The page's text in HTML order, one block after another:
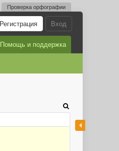
Проверка орфографии
Вход
Регистрация
Помощь и поддержка